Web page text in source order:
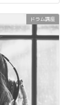
ドラム講座